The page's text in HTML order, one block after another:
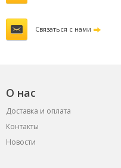
Связаться с нами
О нас
Доставка и оплата
Контакты
Новости